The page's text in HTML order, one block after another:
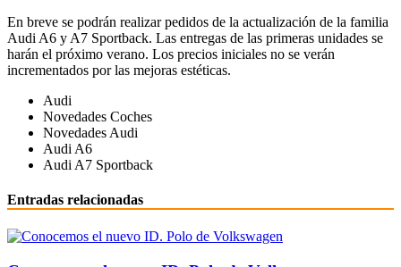
En breve se podrán realizar pedidos de la actualización de la familia
Audi A6 y A7 Sportback. Las entregas de las primeras unidades se
harán el próximo verano. Los precios iniciales no se verán
incrementados por las mejoras estéticas.
Audi
Novedades Coches
Novedades Audi
Audi A6
Audi A7 Sportback
Entradas relacionadas